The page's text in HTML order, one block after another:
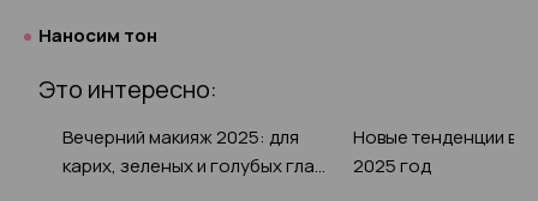
Наносим тон
Это интересно:
Вечерний макияж 2025: для
карих, зеленых и голубых глаз
Новые тенденции в
2025 год